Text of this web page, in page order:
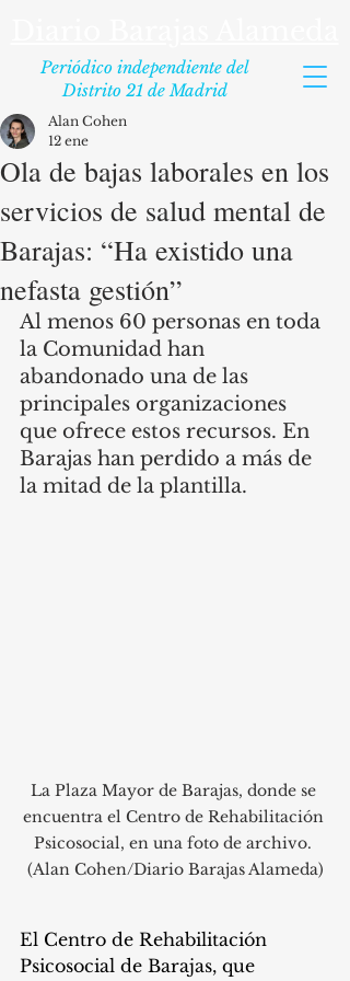
Periódico independiente del
Distrito 21 de Madrid
Ola de bajas laborales en los
servicios de salud mental de
Barajas: “Ha existido una
nefasta gestión”
Alan Cohen
12 ene
Al menos 60 personas en toda
la Comunidad han
abandonado una de las
principales organizaciones
que ofrece estos recursos. En
Barajas han perdido a más de
la mitad de la plantilla.
La Plaza Mayor de Barajas, donde se
encuentra el Centro de Rehabilitación
Psicosocial, en una foto de archivo.
(Alan Cohen/Diario Barajas Alameda)
El Centro de Rehabilitación
Psicosocial de Barajas, que